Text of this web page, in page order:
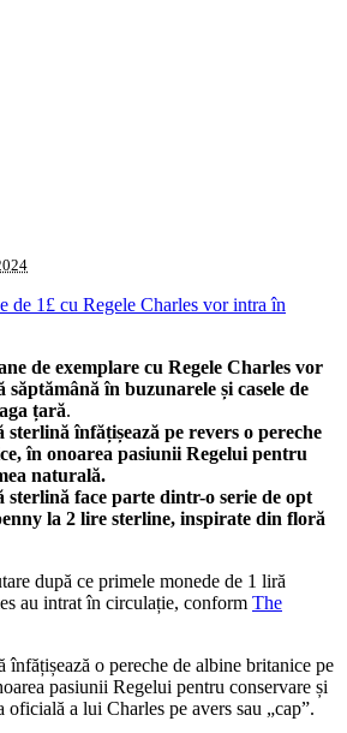
de exemplare cu Regele Charles vor
săptămână în buzunarele și casele de
țară.
înfățișează pe revers o pereche
în onoarea pasiunii Regelui pentru
naturală.
sterlină face parte dintr-o serie de opt
la 2 lire sterline, inspirate din floră
după ce primele monede de 1 liră
au intrat în circulație, conform The
înfățișează o pereche de albine britanice pe
pasiunii Regelui pentru conservare și
a lui Charles pe avers sau „cap”.